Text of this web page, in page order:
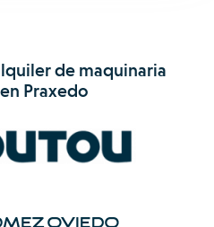
de maquinaria
Praxedo